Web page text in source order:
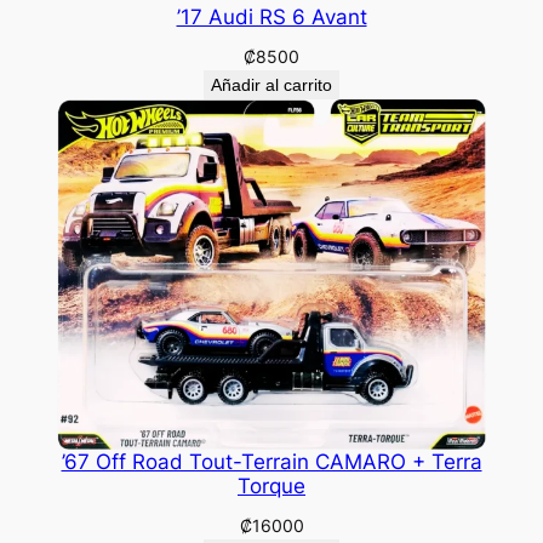
’17 Audi RS 6 Avant
₡8500
Añadir al carrito
’67 Off Road Tout-Terrain CAMARO + Terra
Torque
₡16000